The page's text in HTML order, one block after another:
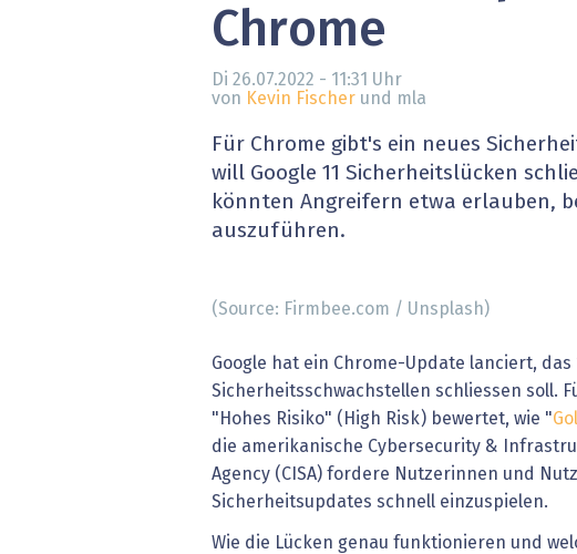
» alle News
EU-DSGVO
XaaS,
Chrome
Di 26.07.2022 - 11:31 Uhr
von Kevin Fischer und mla
Für Chrome gibt's ein neues
will Google 11 Sicherheitslücken
könnten Angreifern etwa erlauben,
auszuführen.
(Source: Firmbee.com / Unsplash)
Google hat ein Chrome-Update lanciert, das
Sicherheitsschwachstellen schliessen soll.
"Hohes Risiko" (High Risk) bewertet, wie "
die amerikanische Cybersecurity &
Agency (CISA) fordere Nutzerinnen und
Sicherheitsupdates schnell einzuspielen.
Wie die Lücken genau funktionieren und